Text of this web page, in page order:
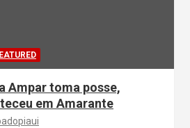
Ampar toma posse,
em Amarante